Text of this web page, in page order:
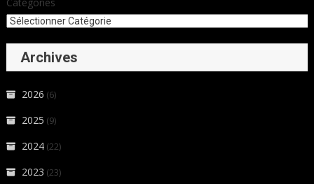
Archives
2026 (6)
2025 (9)
2024 (22)
2023 (23)